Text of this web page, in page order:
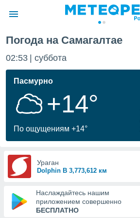
о
Вы можете
к этому
доступ
Погода на Самагалтае
02:53 суббота
Пасмурно
+14°
По ощущениям +14°
Ураган
Dolphin В 3,773,612 км
Наслаждайтесь нашим
приложением совершенно
БЕСПЛАТНО